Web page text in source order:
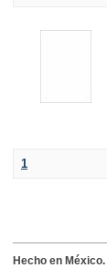
1
Hecho en